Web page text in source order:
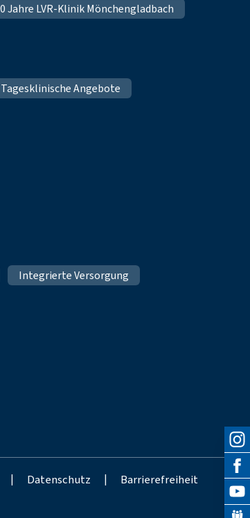
Jahre LVR-Klinik Mönchengladbach
Tagesklinische Angebote
Integrierte Versorgung
| Datenschutz | Barrierefreiheit